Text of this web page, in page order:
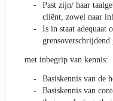
Past zijn/ haar
cliënt, zowel naar
Is in staat adequaat
grensoverschrijdend
met inbegrip van kennis:
Basiskennis van de
Basiskennis van